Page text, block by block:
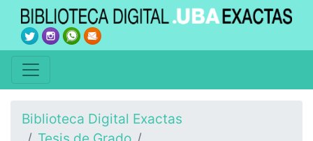
Biblioteca Digital Exactas